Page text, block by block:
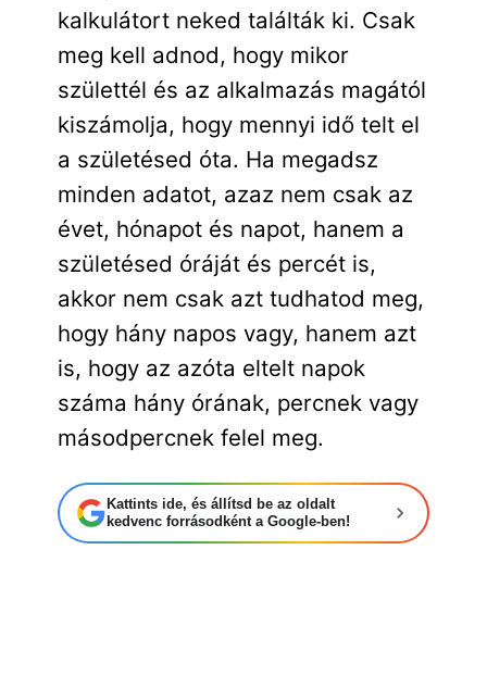
kalkulátort neked találták ki. Csak
meg kell adnod, hogy mikor
születtél és az alkalmazás magától
kiszámolja, hogy mennyi idő telt el
a születésed óta. Ha megadsz
minden adatot, azaz nem csak az
évet, hónapot és napot, hanem a
születésed óráját és percét is,
akkor nem csak azt tudhatod meg,
hogy hány napos vagy, hanem azt
is, hogy az azóta eltelt napok
száma hány órának, percnek vagy
másodpercnek felel meg.
Kattints ide, és állítsd be az oldalt
kedvenc forrásodként a Google-ben!